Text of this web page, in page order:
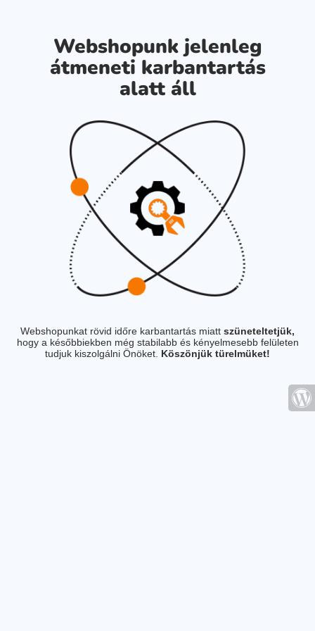
Webshopunk jelenleg
átmeneti karbantartás
alatt áll
Webshopunkat rövid időre karbantartás miatt szüneteltetjük,
hogy a későbbiekben még stabilabb és kényelmesebb felületen
tudjuk kiszolgálni Önöket. Köszönjük türelmüket!